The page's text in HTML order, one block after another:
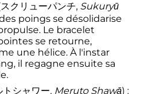
スクリューパンチ, Sukuryū
poings se désolidarise
Le bracelet
se retourne,
une hélice. À l'instar
il regagne ensuite sa
トシャワー, Meruto Shawā) :